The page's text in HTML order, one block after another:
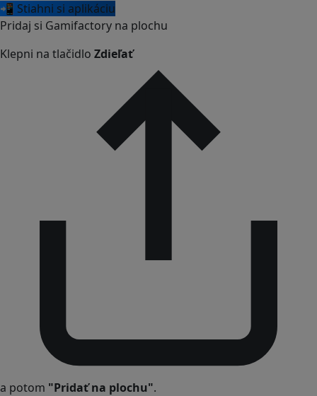
📲 Stiahni si aplikáciu
Pridaj si Gamifactory na plochu
Klepni na tlačidlo Zdieľať
a potom "Pridať na plochu".